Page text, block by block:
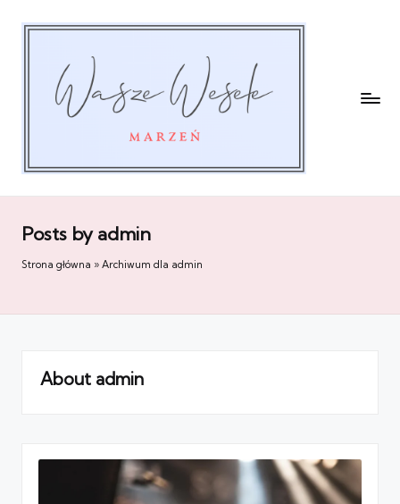
Posts by admin
Strona główna » Archiwum dla admin
About admin